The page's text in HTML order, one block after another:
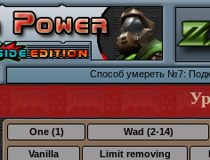
Способ умереть №7:
One (1) Wad (2-14)
Vanilla Limit removing